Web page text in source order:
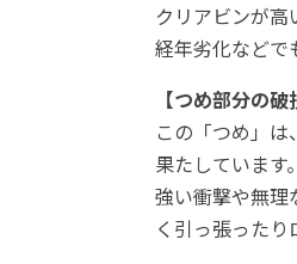
クリアビンが高
経年劣化などで
【つめ部分の破
この「つめ」
果たしています。
強い衝撃や無理
く引っ張ったり